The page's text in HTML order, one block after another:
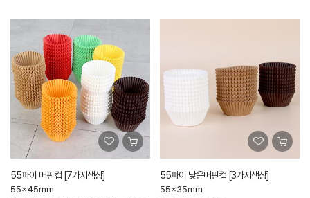
55파이 머핀컵 [7가지색상]
55x45mm
55파이 낮은머핀컵 [3가지색상]
55x35mm